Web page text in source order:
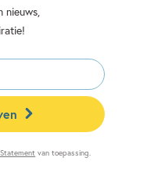
nieuws,
van toepassing.